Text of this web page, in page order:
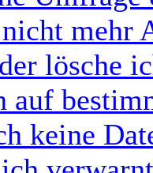
mehr
lösche
auf
keine